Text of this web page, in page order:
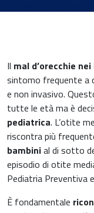
News &
Il mal d’orecchie
sintomo frequente a
e non invasivo.
tutte le età ma è
pediatrica. L’otite
riscontra più
bambinial di sotto
episodio di otite
Pediatria Preventiva
È fondamentale